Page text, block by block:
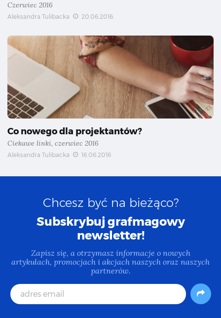
Czerwiec 2016
Aleksandra Tulibacka 20.06.2016
Co nowego dla projektantów?
Ciekawe linki, czerwiec 2016
Aleksandra Tulibacka 16.06.2016
Chcesz być na bieżąco?
Subskrybuj grafmagowy
newsletter!
Zapisz się, a otrzymasz informacje o nowych
artykułach, promocjach i akcjach naszych oraz naszych
partnerów.